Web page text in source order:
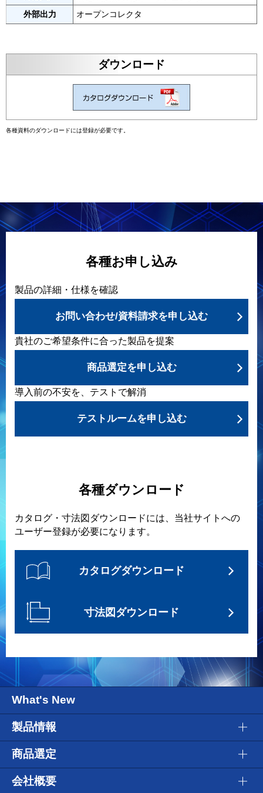
外部出力
オープンコレクタ
ダウンロード
各種資料のダウンロードには登録が必要です。
各種お申し込み
製品の詳細・仕様を確認
お問い合わせ/資料請求を申し込む
貴社のご希望条件に合った製品を提案
商品選定を申し込む
導入前の不安を、テストで解消
テストルームを申し込む
各種ダウンロード
カタログ・寸法図ダウンロードには、当社サイトへの
ユーザー登録が必要になります。
カタログダウンロード
寸法図ダウンロード
What's New
製品情報
商品選定
会社概要